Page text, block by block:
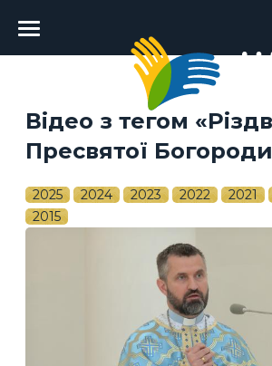
Головне
меню
Відео з тегом
Пресвятої
2025 2024 2023 2022 2021
2015